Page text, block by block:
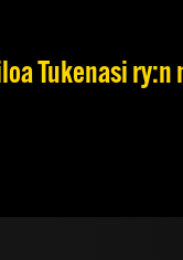
Tukenasi